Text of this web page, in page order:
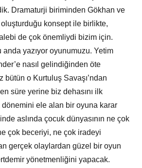
Dramaturji biriminden Gökhan ve
oluşturduğu konsept ile birlikte,
de çok önemliydi bizim için.
anda yazıyor oyunumuzu. Yetim
nasıl gelindiğinden öte
bütün o Kurtuluş Savaşı’ndan
süre yerine biz dehasını ilk
ele alan bir oyuna karar
aslında çocuk dünyasının ne çok
ne çok beceriyi, ne çok iradeyi
gerçek olaylardan güzel bir oyun
yönetmenliğini yapacak.